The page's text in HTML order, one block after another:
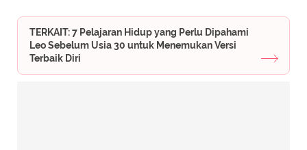
TERKAIT: 7 Pelajaran Hidup yang Perlu Dipahami
Leo Sebelum Usia 30 untuk Menemukan Versi
Terbaik Diri